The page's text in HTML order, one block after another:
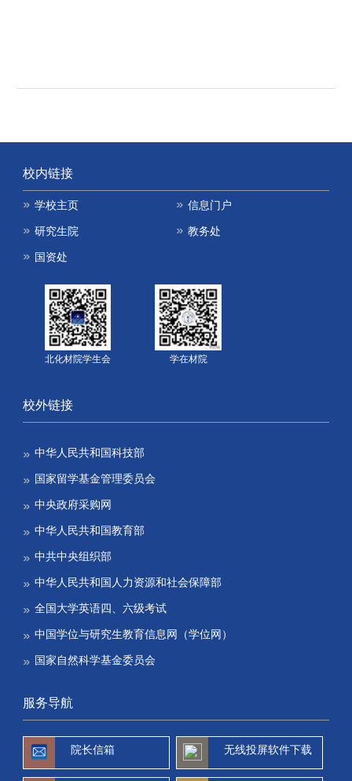
校内链接
学校主页 信息门户
研究生院 教务处
国资处
北化材院学生会 学在材院
校外链接
中华人民共和国科技部
国家留学基金管理委员会
中央政府采购网
中华人民共和国教育部
中共中央组织部
中华人民共和国人力资源和社会保障部
全国大学英语四、六级考试
中国学位与研究生教育信息网（学位网）
国家自然科学基金委员会
服务导航
院长信箱 无线投屏软件下载